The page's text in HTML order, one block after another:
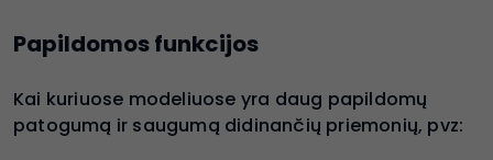
Papildomos funkcijos
Kai kuriuose modeliuose yra daug papildomų
patogumą ir saugumą didinančių priemonių, pvz: